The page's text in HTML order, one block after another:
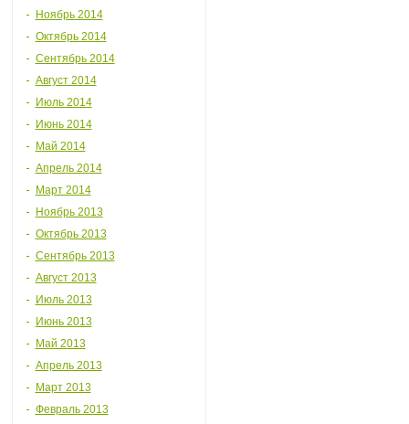
Ноябрь 2014
Октябрь 2014
Сентябрь 2014
Август 2014
Июль 2014
Июнь 2014
Май 2014
Апрель 2014
Март 2014
Ноябрь 2013
Октябрь 2013
Сентябрь 2013
Август 2013
Июль 2013
Июнь 2013
Май 2013
Апрель 2013
Март 2013
Февраль 2013